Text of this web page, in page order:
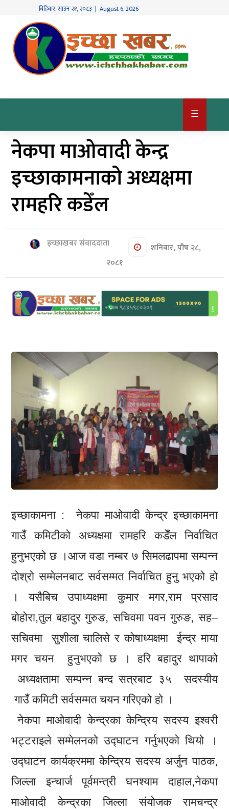
बिहिबार,साउन २१, २०८३ | August 6, 2026
गृहपृष्ठ
देश
/
विश्व
खबर
अर्थ
खेलकुद
शिक्षा/
स्वास्थ्य
रोचक
खबर
टिभि
युनिकोड
☰
नेकपा माओवादी केन्द्र
इच्छाकामनाको अध्यक्षमा
रामहरि कडेँल
इच्छाखबर संवाददाता
शनिबार, पौष २८,
२०८१
इच्छाकामना : नेकपा माओवादी केन्द्र इच्छाकामना
गाउँ कमिटीको अध्यक्षमा रामहरि कडेँल निर्वाचित
हुनुभएको छ ।आज वडा नम्बर ७ सिमलढापमा सम्पन्न
दोश्रो सम्मेलनबाट सर्वसम्मत निर्वाचित हुनु भएको हो
। यसैबिच उपाध्यक्षमा कुमार मगर,राम प्रसाद
बोहोरा,तुल बहादुर गुरुङ, सचिवमा पवन गुरुङ, सह–
सचिवमा सुशीला चालिसे र कोषाध्यक्षमा ईन्द्र माया
मगर चयन हुनुभएको छ । हरि बहादुर थापाको
अध्यक्षतामा सम्पन्न बन्द सत्रबाट ३५ सदस्यीय
गाउँ कमिटी सर्वसम्मत चयन गरिएको हो ।
नेकपा माओवादी केन्द्रका केन्द्रिय सदस्य इश्वरी
भट्टराइले सम्मेलनको उद्घाटन गर्नुभएको थियो ।
उद्घाटन कार्यक्रममा केन्द्रिय सदस्य अर्जुन पाठक,
जिल्ला इन्चार्ज पूर्वमन्त्री घनश्याम दाहाल,नेकपा
माओवादी केन्द्रका जिल्ला संयोजक रामचन्द्र